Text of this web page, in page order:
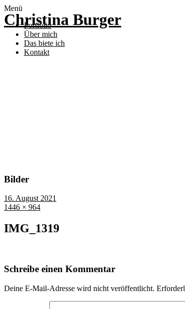
Menü
Portfolio
Über mich
Das biete ich
Kontakt
Christina Burger
Bilder
16. August 2021
1446 × 964
IMG_1319
Schreibe einen Kommentar
Deine E-Mail-Adresse wird nicht veröffentlicht.